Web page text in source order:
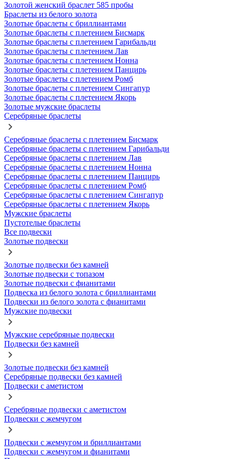
Золотой женский браслет 585 пробы
Браслеты из белого золота
Золотые браслеты с бриллиантами
Золотые браслеты с плетением Бисмарк
Золотые браслеты с плетением Гарибальди
Золотые браслеты с плетением Лав
Золотые браслеты с плетением Нонна
Золотые браслеты с плетением Панцирь
Золотые браслеты с плетением Ромб
Золотые браслеты с плетением Сингапур
Золотые браслеты с плетением Якорь
Золотые мужские браслеты
Серебряные браслеты
Серебряные браслеты с плетением Бисмарк
Серебряные браслеты с плетением Гарибальди
Серебряные браслеты с плетением Лав
Серебряные браслеты с плетением Нонна
Серебряные браслеты с плетением Панцирь
Серебряные браслеты с плетением Ромб
Серебряные браслеты с плетением Сингапур
Серебряные браслеты с плетением Якорь
Мужские браслеты
Пустотелые браслеты
Все подвески
Золотые подвески
Золотые подвески без камней
Золотые подвески с топазом
Золотые подвески с фианитами
Подвеска из белого золота с бриллиантами
Подвески из белого золота с фианитами
Мужские подвески
Мужские серебряные подвески
Подвески без камней
Золотые подвески без камней
Серебряные подвески без камней
Подвески с аметистом
Серебряные подвески с аметистом
Подвески с жемчугом
Подвески с жемчугом и бриллиантами
Подвески с жемчугом и фианитами